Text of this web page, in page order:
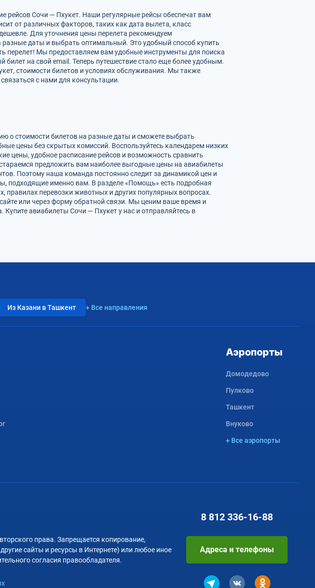
рейсов Сочи — Пхукет. Наши регулярные рейсы обеспечат вам
от различных факторов, таких как дата вылета, класс
Для уточнения цены перелета рекомендуем
даты и выбрать оптимальный. Это удобный способ купить
перелет! Мы предоставляем вам удобные инструменты для поиска
на свой email. Теперь путешествие стало еще более удобным.
стоимости билетов и условиях обслуживания. Мы также
с нами для консультации.
о стоимости билетов на разные даты и сможете выбрать
цены без скрытых комиссий. Воспользуйтесь календарем низких
цены, удобное расписание рейсов и возможность сравнить
предложить вам наиболее выгодные цены на авиабилеты
Поэтому наша команда постоянно следит за динамикой цен и
подходящие именно вам. В разделе «Помощь» есть подробная
правилах перевозки животных и других популярных вопросах.
или через форму обратной связи. Мы ценим ваше время и
авиабилеты Сочи — Пхукет у нас и отправляйтесь в
Из Казани в Ташкент + Все направления
Аэропорты
Домодедово
Пулково
Ташкент
Внуково
+ Все аэропорты
права. Запрещается копирование,
сайты и ресурсы в Интернете) или любое иное
согласия правообладателя.
8 812 336-16-88
Адреса и телефоны